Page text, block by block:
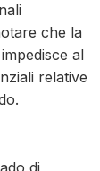
che la
al
relative
di